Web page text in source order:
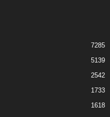
7285
5139
2542
1733
1618